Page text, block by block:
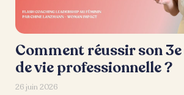
Comment réussir son
de vie professionnelle ?
26 juin 2026